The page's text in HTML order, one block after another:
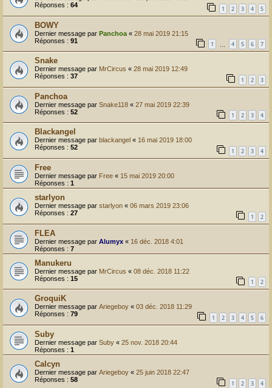
Réponses : 64 1 2 3 4 5
BOWY
Dernier message par Panchoa « 28 mai 2019 21:15
Réponses : 91 1 4 5 6 7
Snake
Dernier message par MrCircus « 28 mai 2019 12:49
Réponses : 37 1 2 3
Panchoa
Dernier message par Snake118 « 27 mai 2019 22:39
Réponses : 52 1 2 3 4
Blackangel
Dernier message par blackangel « 16 mai 2019 18:00
Réponses : 52 1 2 3 4
Free
Dernier message par Free « 15 mai 2019 20:00
Réponses : 1
starlyon
Dernier message par starlyon « 06 mars 2019 23:06
Réponses : 27 1 2
FLEA
Dernier message par Alumyx « 16 déc. 2018 4:01
Réponses : 7
Manukeru
Dernier message par MrCircus « 08 déc. 2018 11:22
Réponses : 15 1 2
GroquiK
Dernier message par Ariegeboy « 03 déc. 2018 11:29
Réponses : 79 1 2 3 4 5 6
Suby
Dernier message par Suby « 25 nov. 2018 20:44
Réponses : 1
Calcyn
Dernier message par Ariegeboy « 25 juin 2018 22:47
Réponses : 58 1 2 3 4